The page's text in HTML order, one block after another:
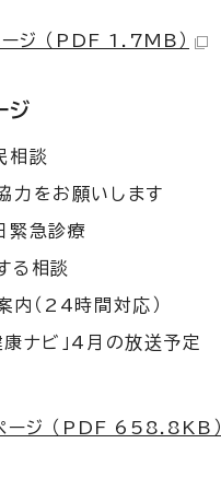
ジ （PDF 1.7MB）
ジ
相談
力をお願いします
緊急診療
る相談
内（24時間対応）
康ナビ」4月の放送予定
ジ （PDF 658.8KB）